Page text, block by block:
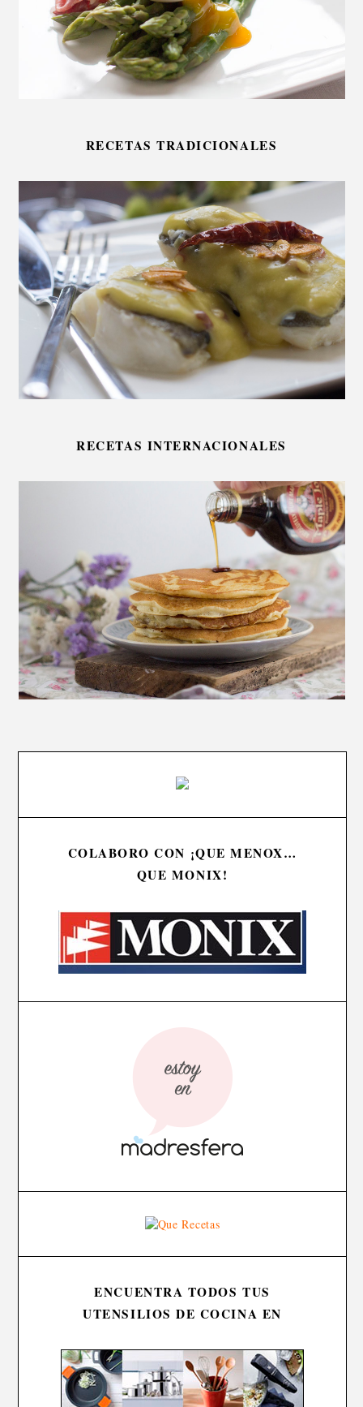
RECETAS TRADICIONALES
RECETAS INTERNACIONALES
COLABORO CON ¡QUE MENOX…
QUE MONIX!
ENCUENTRA TODOS TUS
UTENSILIOS DE COCINA EN